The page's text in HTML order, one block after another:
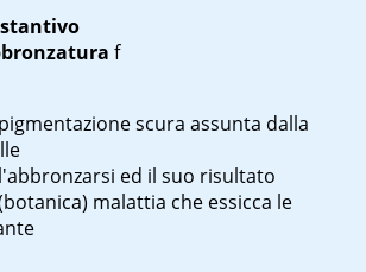
f
pigmentazione scura assunta dalla
l'abbronzarsi ed il suo risultato
malattia che essicca le